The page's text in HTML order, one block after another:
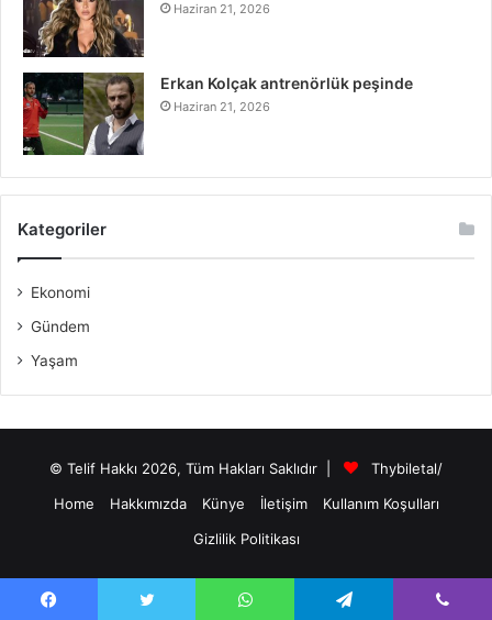
Haziran 21, 2026
Erkan Kolçak antrenörlük peşinde
Haziran 21, 2026
Kategoriler
Ekonomi
Gündem
Yaşam
© Telif Hakkı 2026, Tüm Hakları Saklıdır |
Thybiletal/
Home
Hakkımızda Künye İletişim
Kullanım Koşulları
Gizlilik Politikası